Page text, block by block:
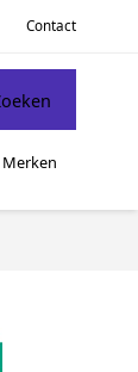
Contact
Merken